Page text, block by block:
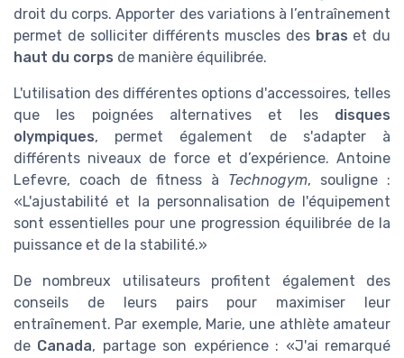
droit du corps. Apporter des variations à l’entraînement
permet de solliciter différents muscles des bras et du
haut du corps de manière équilibrée.
L'utilisation des différentes options d'accessoires, telles
que les poignées alternatives et les disques
olympiques, permet également de s'adapter à
différents niveaux de force et d’expérience. Antoine
Lefevre, coach de fitness à Technogym, souligne :
«L'ajustabilité et la personnalisation de l'équipement
sont essentielles pour une progression équilibrée de la
puissance et de la stabilité.»
De nombreux utilisateurs profitent également des
conseils de leurs pairs pour maximiser leur
entraînement. Par exemple, Marie, une athlète amateur
de Canada, partage son expérience : «J'ai remarqué